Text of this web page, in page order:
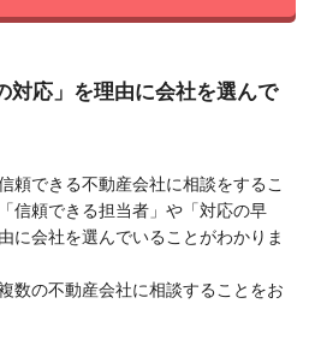
対応」を理由に会社を選んで
頼できる不動産会社に相談をするこ
信頼できる担当者」や「対応の早
に会社を選んでいることがわかりま
数の不動産会社に相談することをお